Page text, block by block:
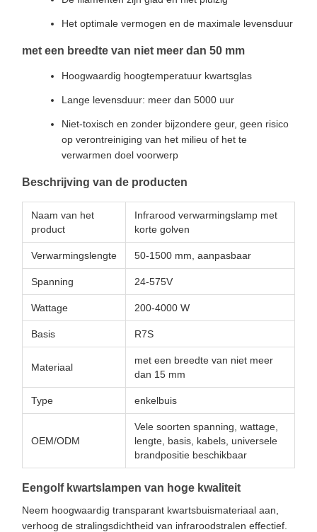
Het optimale vermogen en de maximale levensduur
met een breedte van niet meer dan 50 mm
Hoogwaardig hoogtemperatuur kwartsglas
Lange levensduur: meer dan 5000 uur
Niet-toxisch en zonder bijzondere geur, geen risico
op verontreiniging van het milieu of het te
verwarmen doel voorwerp
Beschrijving van de producten
Naam van het
product
Infrarood verwarmingslamp met
korte golven
Verwarmingslengte 50-1500 mm, aanpasbaar
Spanning 24-575V
Wattage 200-4000 W
Basis R7S
Materiaal
met een breedte van niet meer
dan 15 mm
Type enkelbuis
OEM/ODM
Vele soorten spanning, wattage,
lengte, basis, kabels, universele
brandpositie beschikbaar
Eengolf kwartslampen van hoge kwaliteit
Neem hoogwaardig transparant kwartsbuismateriaal aan,
verhoog de stralingsdichtheid van infraroodstralen effectief.